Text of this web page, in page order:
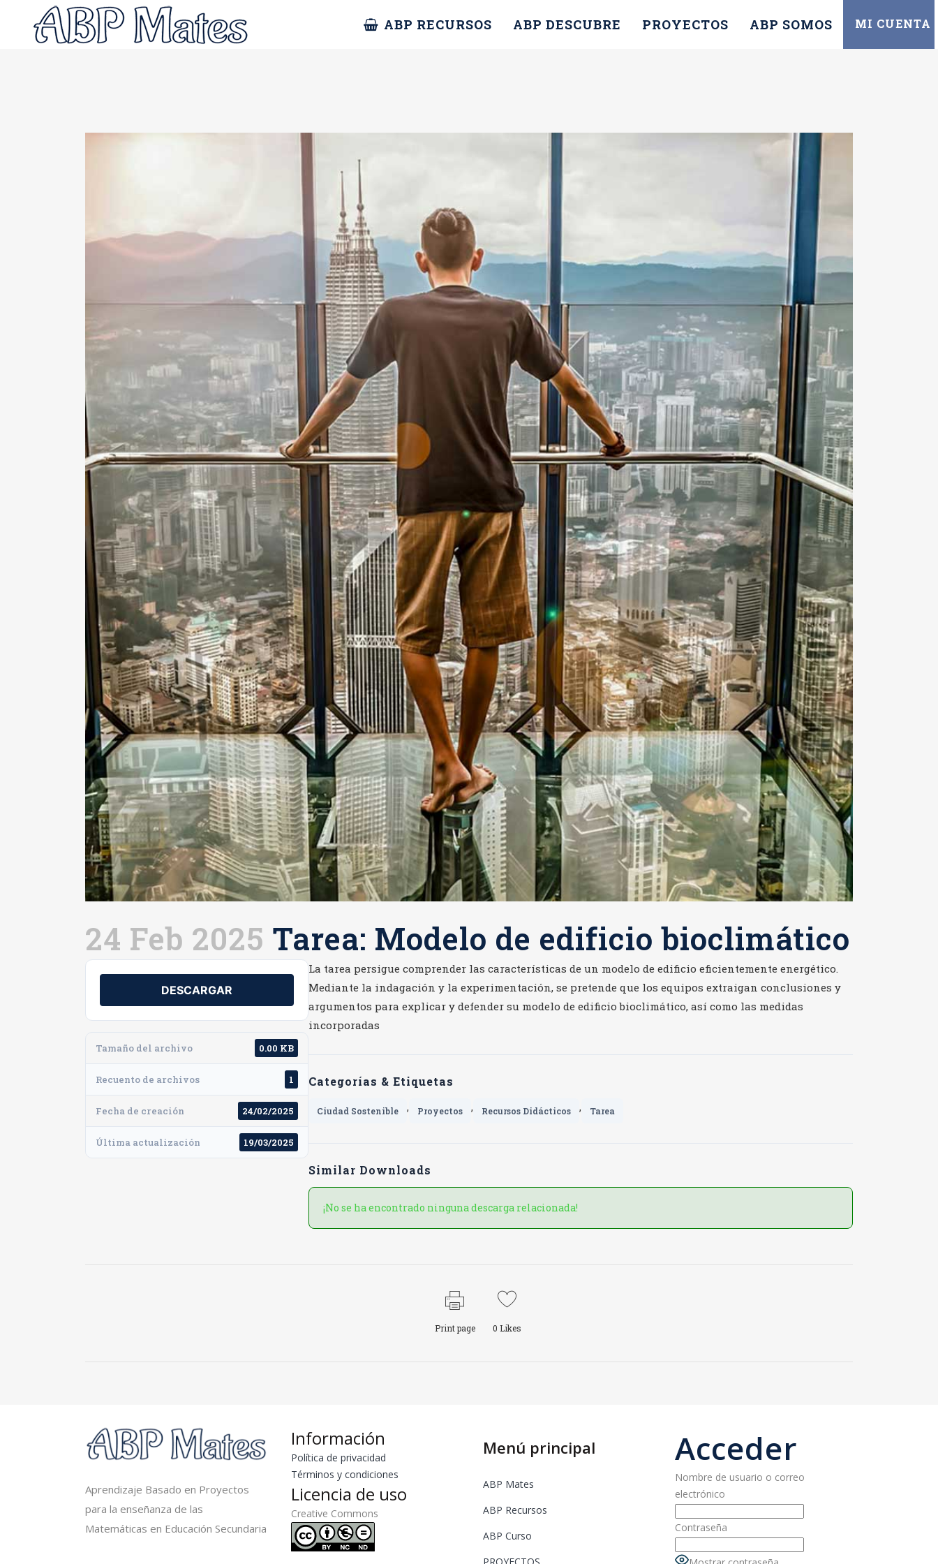
MI CUENTA
ABP RECURSOS ABP DESCUBRE PROYECTOS ABP SOMOS
24 Feb 2025 Tarea: Modelo de edificio bioclimático
DESCARGAR
Tamaño del archivo 0.00 KB
Recuento de archivos 1
Fecha de creación 24/02/2025
Última actualización 19/03/2025
La tarea persigue comprender las características de un modelo de edificio eficientemente energético.
Mediante la indagación y la experimentación, se pretende que los equipos extraigan conclusiones y
argumentos para explicar y defender su modelo de edificio bioclimático, así como las medidas
incorporadas
Categorías & Etiquetas
Ciudad Sostenible , Proyectos , Recursos Didácticos , Tarea
Similar Downloads
¡No se ha encontrado ninguna descarga relacionada!
Print page 0 Likes
Aprendizaje Basado en Proyectos
para la enseñanza de las
Matemáticas en Educación Secundaria
Información
Política de privacidad
Términos y condiciones
Licencia de uso
Creative Commons
Menú principal
ABP Mates
ABP Recursos
ABP Curso
Acceder
Nombre de usuario o correo
electrónico
Contraseña